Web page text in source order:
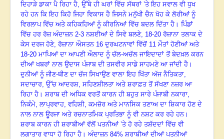
ਦਿਹਾੜੇ ਡਾਕਾ ਪੈ ਰਿਹਾ ਹੈ, ਉੱਥੇ ਹੀ ਘਰਾਂ ਵਿੱਚ ਸੱਥਰਾਂ ’ਤੇ ਇਹ ਸਵਾਲ ਵੀ ਧੁਖ
ਰਹੇ ਹਨ ਕਿ ਇਹ ਕਿਹੋ ਜਿਹਾ ਵਿਕਾਸ ਹੈ ਜਿਸਨੇ ਮਨੁੱਖੀ ਚੈਨ ਖੋਹ ਕੇ ਲੋਰੀਆਂ ਨੂੰ
ਵਿਰਲਾਪ ਵਿੱਚ ਅਤੇ ਕਹਿਕਹਿਆਂ ਨੂੰ ਕੀਰਨਿਆਂ ਵਿੱਚ ਬਦਲ ਦਿੱਤਾ ਹੈ । ਪਿੰਡਾਂ
ਵਿੱਚ ਹਰ ਰੋਜ਼ ਅੰਦਾਜ਼ਨ 2-3 ਨਸ਼ਈਆਂ ਦੇ ਸਿਵੇ ਬਲਣੇ, 18-20 ਰੋਜ਼ਾਨਾ ਤਲਾਕ ਦੇ
ਕੇਸ ਦਰਜ ਹੋਣੇ, ਰੋਜ਼ਾਨਾ ਔਸਤਨ 16 ਦੁਰਘਟਨਾਵਾਂ ਵਿੱਚੋਂ 11 ਮੌਤਾਂ ਹੋਣੀਆਂ ਅਤੇ
18-20 ਮਾਪਿਆਂ ਦਾ ਆਪਣੀ ਔਲਾਦ ਨੂੰ ਚੱਲ-ਅਚੱਲ ਜਾਇਦਾਦਾਂ ਤੋਂ ਬੇਦਖ਼ਲ ਕਰਨ
ਦੀਆਂ ਖਬਰਾਂ ਨਾਲ ਉਦਾਸ ਪੰਜਾਬ ਦੀ ਤਸਵੀਰ ਸਾਡੇ ਸਾਹਮਣੇ ਆ ਜਾਂਦੀ ਹੈ ।
ਦੁਨੀਆਂ ਨੂੰ ਜੀਣ-ਥੀਣ ਦਾ ਚੱਜ ਸਿਖਾਉਣ ਵਾਲਾ ਇਹ ਖਿੱਤਾ ਅੱਜ ਨੈਤਿਕਤਾ,
ਸਦਾਚਾਰ, ਉੱਚ ਆਦਰਸ਼, ਸਹਿਣਸ਼ੀਲਤਾ ਅਤੇ ਸ਼ਰਾਫ਼ਤ ਤੋਂ ਸੱਖਣਾ ਨਜ਼ਰ ਆ
ਰਿਹਾ ਹੈ । ਸ਼ਰਾਬ ਦੀ ਅਧਿਕ ਵਰਤੋਂ ਕਾਰਨ ਹੀ ਬਹੁਤ ਸਾਰੇ ਪੰਜਾਬੀ ਨਕਾਰਾ,
ਨਿਕੰਮੇ, ਲਾਪ੍ਰਵਾਹ, ਵਹਿਸ਼ੀ, ਕਮਜ਼ੋਰ ਅਤੇ ਮਾਨਸਿਕ ਤਣਾਅ ਦਾ ਸ਼ਿਕਾਰ ਹੋਣ ਦੇ
ਨਾਲ ਨਾਲ ਊਰਜਾ ਅਤੇ ਰਚਨਾਤਮਿਕ ਪ੍ਰਤਿਭਾ ਨੂੰ ਵੀ ਨਸ਼ਟ ਕਰ ਰਹੇ ਹਨ।
ਸ਼ਰਾਬ ਕਾਰਨ ਹੀ ਸ਼ਰਾਬੀਆਂ ਵੱਲੋਂ ਪਤਨੀਆਂ ’ਤੇ ਹੋ ਰਹੇ ਤਸ਼ੱਦਦਾਂ ਵਿੱਚ ਵੀ
ਲਗਾਤਾਰ ਵਾਧਾ ਹੋ ਰਿਹਾ ਹੈ । ਅੰਦਾਜ਼ਨ 84% ਸ਼ਰਾਬੀਆਂ ਦੀਆਂ ਪਤਨੀਆਂ